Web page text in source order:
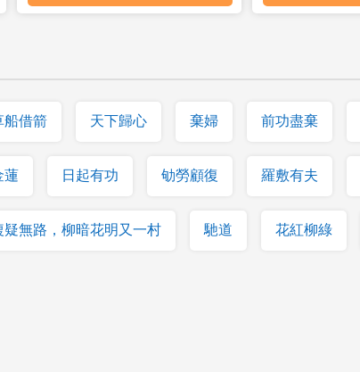
船借箭 天下歸心 棄婦 前功盡棄
蓮 日起有功 劬勞顧復 羅敷有夫
疑無路，柳暗花明又一村 馳道 花紅柳綠